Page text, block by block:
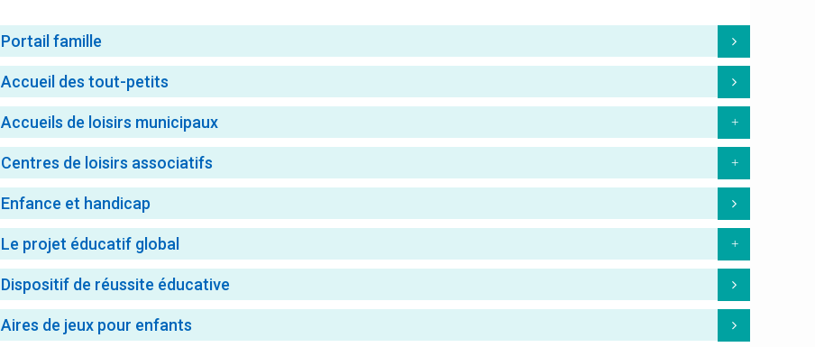
Portail famille
Accueil des tout-petits
Accueils de loisirs municipaux
Centres de loisirs associatifs
Enfance et handicap
Le projet éducatif global
Dispositif de réussite éducative
Aires de jeux pour enfants